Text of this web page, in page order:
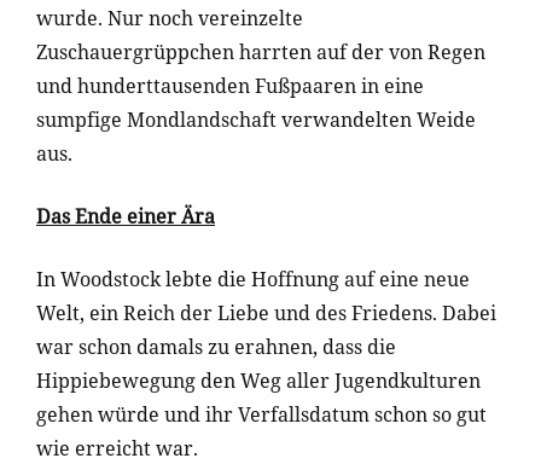
wurde. Nur noch vereinzelte
Zuschauergrüppchen harrten auf der von Regen
und hunderttausenden Fußpaaren in eine
sumpfige Mondlandschaft verwandelten Weide
aus.
Das Ende einer Ära
In Woodstock lebte die Hoffnung auf eine neue
Welt, ein Reich der Liebe und des Friedens. Dabei
war schon damals zu erahnen, dass die
Hippiebewegung den Weg aller Jugendkulturen
gehen würde und ihr Verfallsdatum schon so gut
wie erreicht war.